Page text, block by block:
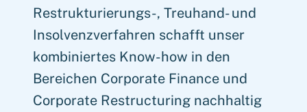
Restrukturierungs-, Treuhand- und
Insolvenzverfahren schafft unser
kombiniertes Know-how in den
Bereichen Corporate Finance und
Corporate Restructuring nachhaltig